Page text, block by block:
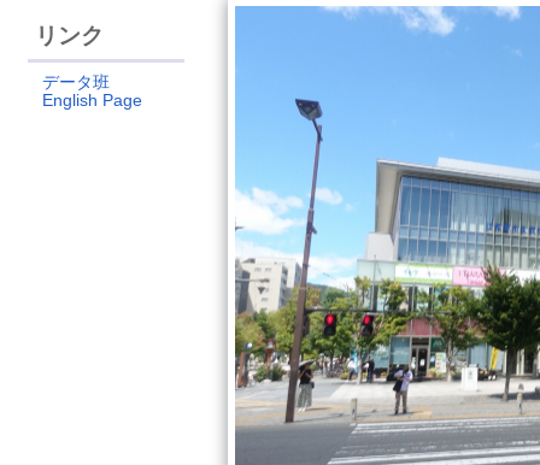
リンク
データ班
English Page